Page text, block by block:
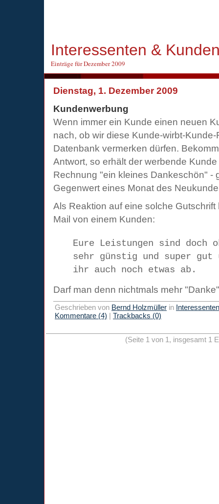
Interessenten &
Einträge für Dezember 2009
Dienstag, 1. Dezember 2009
Kundenwerbung
Wenn immer ein Kunde einen neuen
nach, ob wir diese Kunde-wirbt-
Datenbank vermerken dürfen.
Antwort, so erhält der werbende
Rechnung "ein kleines Dankeschön" -
Gegenwert eines Monat des
Als Reaktion auf eine solche
Mail von einem Kunden:
Eure Leistungen sind doch
sehr günstig und super gut
ihr auch noch etwas ab.
Darf man denn nichtmals mehr
Geschrieben von Bernd Holzmüller in
Kommentare (4) | Trackbacks (0)
(Seite 1 von 1, insgesamt 1